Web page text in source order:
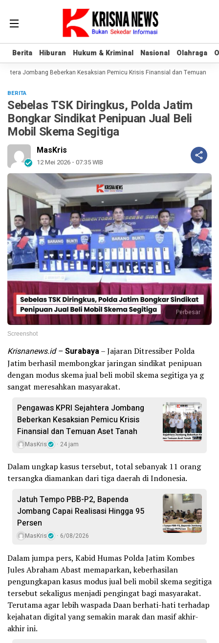
Berita Hiburan Hukum & Kriminal Nasional Olahraga
Berita Hiburan Hukum & Kriminal Nasional Olahraga
Jombang Beberkan Kesaksian Pemicu Krisis Finansial dan Temuan Aset
BERITA
Sebelas TSK Diringkus, Polda Jatim
Bongkar Sindikat Penipuan Jual Beli
Mobil Skema Segitiga
MasKris
12 Mei 2026 - 07:35 WIB
Perbesar
Screenshot
Krisnanews.id –Surabaya– Jajaran Ditressiber Polda
Jatim berhasil membongkar jaringan sindikat penipuan
dengan modus skema jual beli mobil skema segitiga ya g
sangat meresahkan masyarakat.
Pengawas KPRI Sejahtera Jombang
Beberkan Kesaksian Pemicu Krisis
Finansial dan Temuan Aset Tanah
MasKris 24 jam
Dalam ungkap kasus tersebut, total sebanyak 11 orang
tersangka diamankan dari tiga daerah di Indonesia.
Jatuh Tempo PBB-P2, Bapenda
Jombang Capai Realisasi Hingga 95
Persen
MasKris 6/08/2026
Dalam jumpa pers, Kabid Humas Polda Jatim Kombes
Jules Abraham Abast memaparkan, keberhasilan
pengungkapan kasus modus jual beli mobil skema segitiga
tersebut sekaligus menjadi pengingat bagi masyarakat.
Terutama agar lebih waspada Daan berhati-hati terhadap
kejahatan digital yang semakin marak dan masif akhir-
akhir ini.